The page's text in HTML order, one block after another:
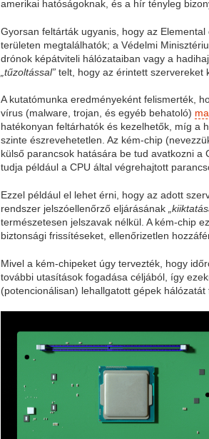
amerikai hatóságoknak, és a hír tényleg
Gyorsan feltárták ugyanis, hogy az
területen megtalálhatók; a Védelmi
drónok képátviteli hálózataiban vagy a
„tűzoltással” telt, hogy az érintett szervereket
A kutatómunka eredményeként felismerték,
vírus (malware, trojan, és egyéb behatoló)
hatékonyan feltárhatók és kezelhetők, míg a
szinte észrevehetetlen. Az kém-chip
külső parancsok hatására be tud avatkozni
tudja például a CPU által végrehajtott
Ezzel például el lehet érni, hogy az adott
rendszer jelszóellenőrző eljárásának
természetesen jelszavak nélkül. A kém-chip
biztonsági frissítéseket, ellenőrizetlen
Mivel a kém-chipeket úgy tervezték, hogy
további utasítások fogadása céljából, így
(potencionálisan) lehallgatott gépek hálózatát